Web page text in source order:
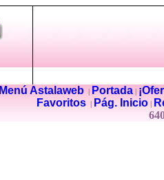
Menú Astalaweb| Portada|
Favoritos
Pág. Inicio